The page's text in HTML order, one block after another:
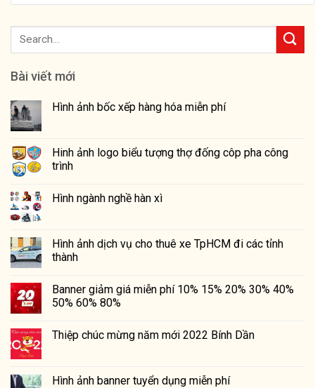
Bài viết mới
Hình ảnh bốc xếp hàng hóa miễn phí
Hinh ảnh logo biểu tượng thợ đống côp pha công
trình
Hình ngành nghề hàn xì
Hình ảnh dịch vụ cho thuê xe TpHCM đi các tỉnh
thành
Banner giảm giá miễn phí 10% 15% 20% 30% 40%
50% 60% 80%
Thiệp chúc mừng năm mới 2022 Bính Dần
Hình ảnh banner tuyển dụng miễn phí